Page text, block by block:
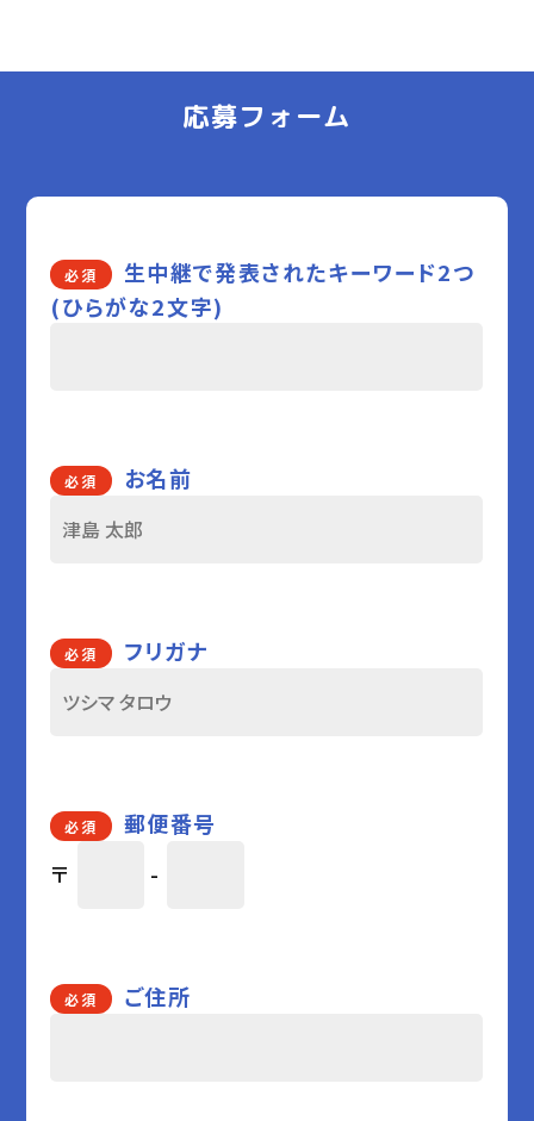
応募フォーム
必須
生中継で発表されたキーワード2つ
(ひらがな2文字)
必須 お名前
必須 フリガナ
必須
郵便番号
〒
-
必須 ご住所